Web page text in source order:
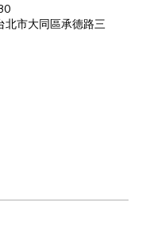
北市大同區承德路三